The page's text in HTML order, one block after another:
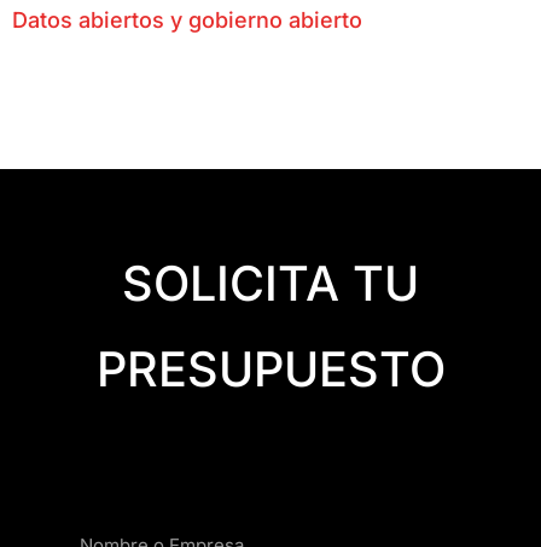
Datos abiertos y gobierno abierto
SOLICITA TU
PRESUPUESTO